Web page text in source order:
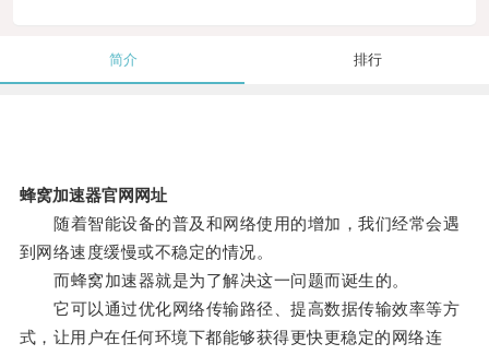
简介 排行
蜂窝加速器官网网址
随着智能设备的普及和网络使用的增加，我们经常会遇
到网络速度缓慢或不稳定的情况。
而蜂窝加速器就是为了解决这一问题而诞生的。
它可以通过优化网络传输路径、提高数据传输效率等方
式，让用户在任何环境下都能够获得更快更稳定的网络连